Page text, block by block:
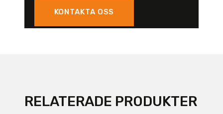
KONTAKTA OSS
RELATERADE PRODUKTER